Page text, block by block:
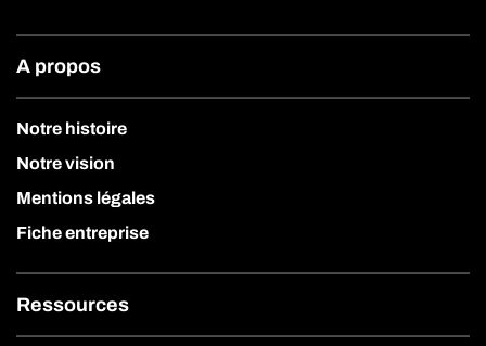
A propos
Notre histoire
Notre vision
Mentions légales
Fiche entreprise
Ressources